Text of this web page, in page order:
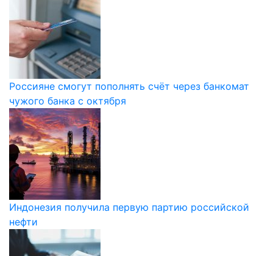
Россияне смогут пополнять счёт через банкомат
чужого банка с октября
Индонезия получила первую партию российской
нефти